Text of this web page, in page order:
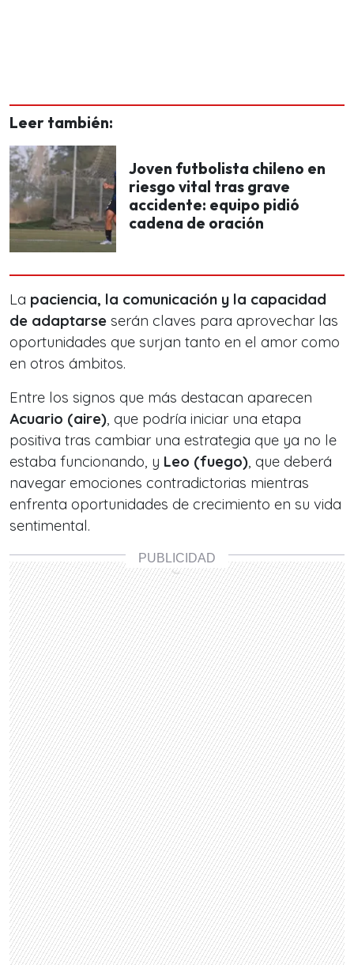
Leer también:
Joven futbolista chileno en
riesgo vital tras grave
accidente: equipo pidió
cadena de oración
La paciencia, la comunicación y la capacidad
de adaptarse serán claves para aprovechar las
oportunidades que surjan tanto en el amor como
en otros ámbitos.
Entre los signos que más destacan aparecen
Acuario (aire), que podría iniciar una etapa
positiva tras cambiar una estrategia que ya no le
estaba funcionando, y Leo (fuego), que deberá
navegar emociones contradictorias mientras
enfrenta oportunidades de crecimiento en su vida
sentimental.